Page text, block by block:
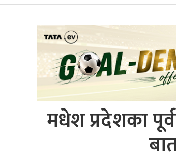
मधेश प्रदेशका